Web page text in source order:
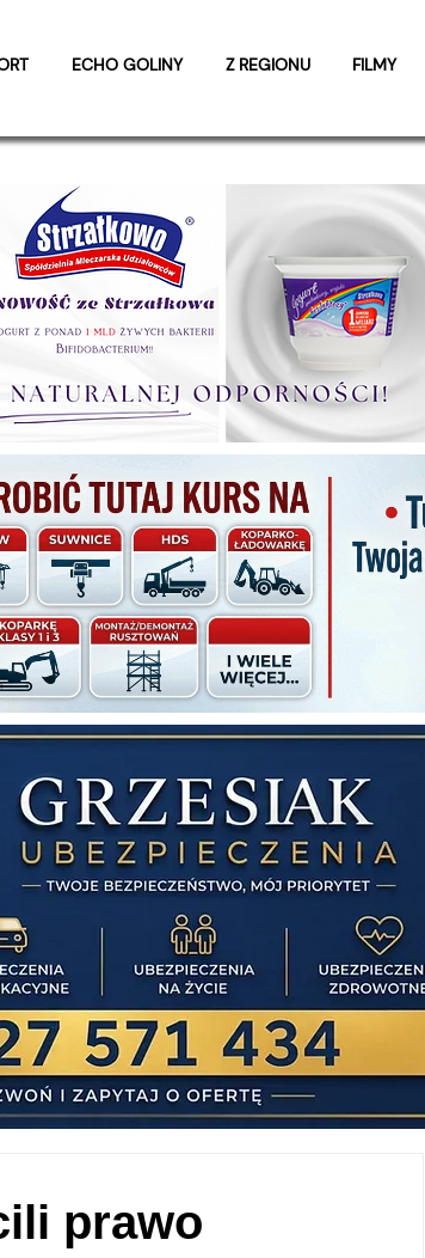
ECHO GOLINY Z REGIONU FILMY
prawo